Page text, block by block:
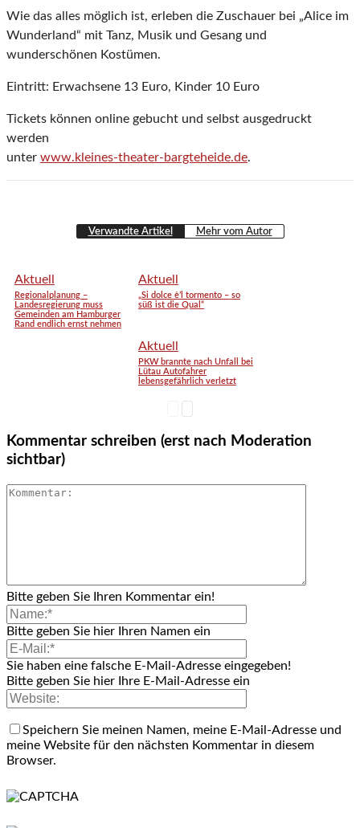
Wie das alles möglich ist, erleben die Zuschauer bei „Alice im
Wunderland“ mit Tanz, Musik und Gesang und
wunderschönen Kostümen.
Eintritt: Erwachsene 13 Euro, Kinder 10 Euro
Tickets können online gebucht und selbst ausgedruckt
werden
unter www.kleines-theater-bargteheide.de.
Verwandte Artikel Mehr vom Autor
Aktuell
Regionalplanung –
Landesregierung muss
Gemeinden am Hamburger
Rand endlich ernst nehmen
Aktuell
„Si dolce è’l tormento – so
süß ist die Qual“
Aktuell
PKW brannte nach Unfall bei
Lütau Autofahrer
lebensgefährlich verletzt
Kommentar schreiben (erst nach Moderation
sichtbar)
Bitte geben Sie Ihren Kommentar ein!
Bitte geben Sie hier Ihren Namen ein
Sie haben eine falsche E-Mail-Adresse eingegeben!
Bitte geben Sie hier Ihre E-Mail-Adresse ein
Speichern Sie meinen Namen, meine E-Mail-Adresse und
meine Website für den nächsten Kommentar in diesem
Browser.